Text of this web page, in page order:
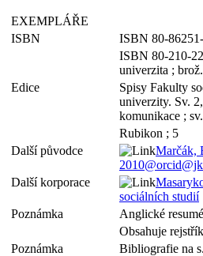
EXEMPLÁŘE
ISBN
ISBN 80-
ISBN 80-210-
univerzita ;
Edice
Spisy Fakulty
univerzity. Sv.
komunikace ;
Rubikon ; 5
Další původce
Marčák,
Další korporace
sociálních studií
Poznámka
Anglické resumé
Obsahuje
Poznámka
Bibliografie na